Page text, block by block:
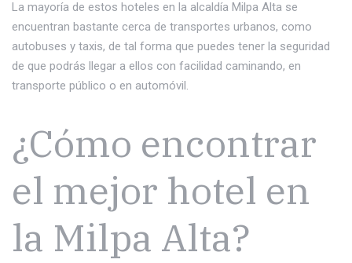
La mayoría de estos hoteles en la alcaldía Milpa Alta se
encuentran bastante cerca de transportes urbanos, como
autobuses y taxis, de tal forma que puedes tener la seguridad
de que podrás llegar a ellos con facilidad caminando, en
transporte público o en automóvil.
¿Cómo encontrar
el mejor hotel en
la Milpa Alta?